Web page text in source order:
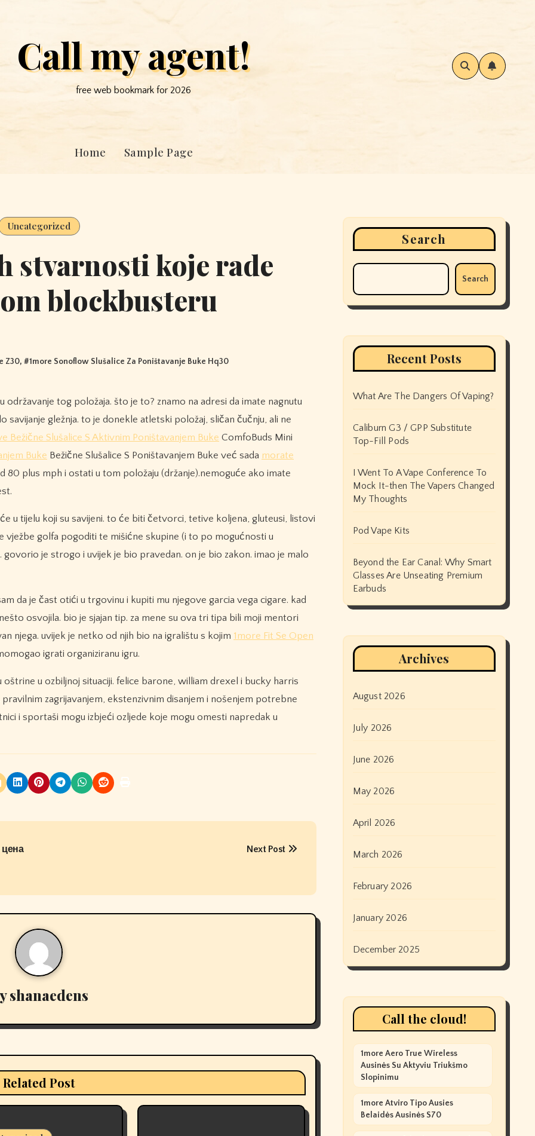
Call my agent!
free web bookmark for 2026
Home Sample Page
Uncategorized
stvarnosti koje rade
blockbusteru
Z30, #1more Sonoflow Slušalice Za Poništavanje Buke Hq30
savijanje gležnja. to je donekle atletski položaj, sličan čučnju, ali ne
Bežične Slušalice S Aktivnim Poništavanjem Buke ComfoBuds Mini
Buke Bežične Slušalice S Poništavanjem Buke već sada morate
plus mph i ostati u tom položaju (držanje).nemoguće ako imate
u tijelu koji su savijeni. to će biti četvorci, tetive koljena, gluteusi, listovi
vježbe golfa pogoditi te mišićne skupine (i to po mogućnosti u
je strogo i uvijek je bio pravedan. on je bio zakon. imao je malo
da je čast otići u trgovinu i kupiti mu njegove garcia vega cigare. kad
osvojila. bio je sjajan tip. za mene su ova tri tipa bili moji mentori
njega. uvijek je netko od njih bio na igralištu s kojim 1more Fit Se Open
igrati organiziranu igru.
u ozbiljnoj situaciji. felice barone, william drexel i bucky harris
zagrijavanjem, ekstenzivnim disanjem i nošenjem potrebne
i sportaši mogu izbjeći ozljede koje mogu omesti napredak u
Next Post
shanaedens
Related Post
Search
Search
Recent Posts
What Are The Dangers Of Vaping?
Caliburn G3 / GPP Substitute
Top-Fill Pods
I Went To A Vape Conference To
Mock It-then The Vapers Changed
My Thoughts
Pod Vape Kits
Beyond the Ear Canal: Why Smart
Glasses Are Unseating Premium
Earbuds
Archives
August 2026
July 2026
June 2026
May 2026
April 2026
March 2026
February 2026
January 2026
December 2025
Call the cloud!
1more Aero True Wireless
Ausinės Su Aktyviu Triukšmo
Slopinimu
1more Atviro Tipo Ausies
Belaidės Ausinės S70